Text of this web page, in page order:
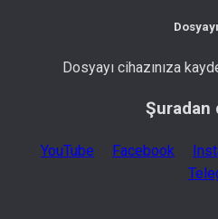
Dosyayı cihazınıza
Şuradan
YouTube Facebook